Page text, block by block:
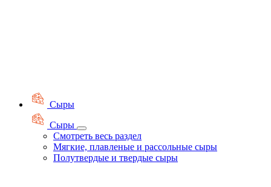
Сыры
Сыры
Смотреть весь раздел
Мягкие, плавленые и рассольные сыры
Полутвердые и твердые сыры